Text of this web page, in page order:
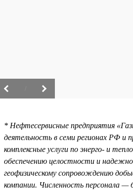
* Нефтесервисные предприятия
деятельность в семи регионах РФ и
комплексные услуги по энерго- и
обеспечению целостности и
геофизическому сопровождению
компании. Численность персонала —